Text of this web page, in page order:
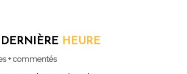
DERNIÈRE HEURE
+ commentés